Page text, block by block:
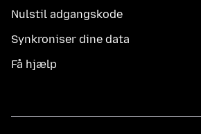
Nulstil adgangskode
Synkroniser dine data
Få hjælp